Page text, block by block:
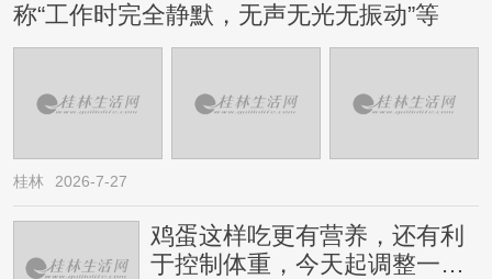
称“工作时完全静默，无声无光无振动”等
桂林 2026-7-27
鸡蛋这样吃更有营养，还有利
于控制体重，今天起调整一下